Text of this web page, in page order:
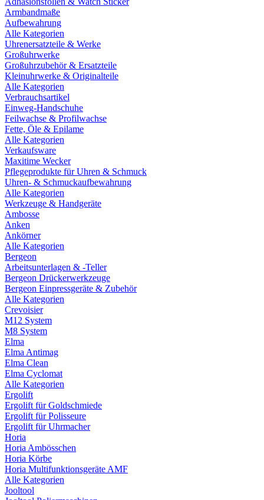
Armbandmaße
Aufbewahrung
Alle Kategorien
Uhrenersatzteile & Werke
Großuhrwerke
Großuhrzubehör & Ersatzteile
Kleinuhrwerke & Originalteile
Alle Kategorien
Verbrauchsartikel
Einweg-Handschuhe
Feilwachse & Profilwachse
Fette, Öle & Epilame
Alle Kategorien
Verkaufsware
Maxitime Wecker
Pflegeprodukte für Uhren & Schmuck
Uhren- & Schmuckaufbewahrung
Alle Kategorien
Werkzeuge & Handgeräte
Ambosse
Anken
Ankörner
Alle Kategorien
Bergeon
Arbeitsunterlagen & -Teller
Bergeon Drückerwerkzeuge
Bergeon Einpressgeräte & Zubehör
Alle Kategorien
Crevoisier
M12 System
M8 System
Elma
Elma Antimag
Elma Clean
Elma Cyclomat
Alle Kategorien
Ergolift
Ergolift für Goldschmiede
Ergolift für Polisseure
Ergolift für Uhrmacher
Horia
Horia Ambösschen
Horia Körbe
Horia Multifunktionsgeräte AMF
Alle Kategorien
Jooltool